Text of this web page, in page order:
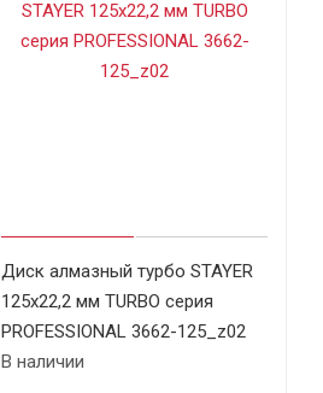
Диск алмазный турбо STAYER
125х22,2 мм TURBO серия
PROFESSIONAL 3662-125_z02
В наличии